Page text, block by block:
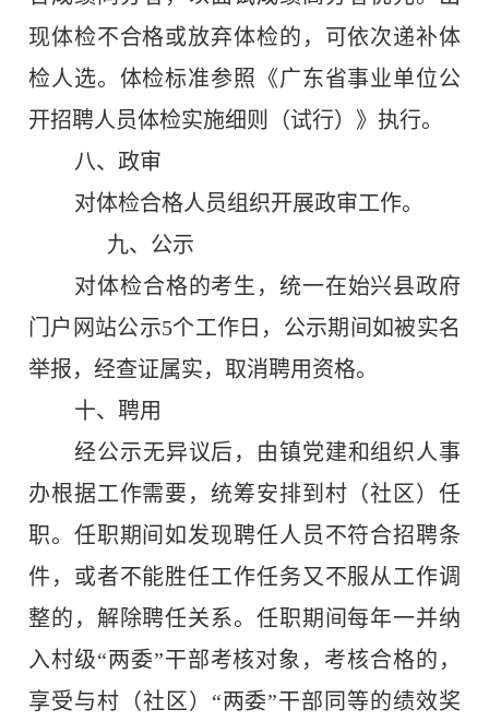
现体检不合格或放弃体检的，可依次递补体
检人选。体检标准参照《广东省事业单位公
开招聘人员体检实施细则（试行）》执行。
八、政审
对体检合格人员组织开展政审工作。
九、 公示
对体检合格的考生，统一在始兴县政府
门户网站公示5个工作日 ，公示期间如被实名
举报，经查证属实，取消聘用资格。
十、聘用
经公示无异议后，由镇党建和组织人事
办根据工作需要，统筹安排到村（社区）任
职。任职期间如发现聘任人员不符合招聘条
件，或者不能胜任工作任务又不服从工作调
整的，解除聘任关系。任职期间每年一并纳
入村级“两委”干部考核对象，考核合格的，
享受与村（社区）“两委”干部同等的绩效奖